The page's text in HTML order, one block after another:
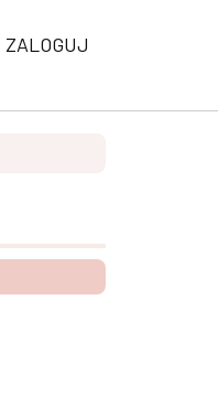
ZALOGUJ